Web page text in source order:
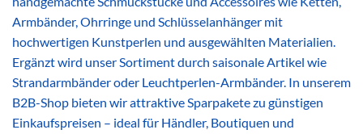
Armbänder, Ohrringe und Schlüsselanhänger mit
hochwertigen Kunstperlen und ausgewählten Materialien.
Ergänzt wird unser Sortiment durch saisonale Artikel wie
Strandarmbänder oder Leuchtperlen-Armbänder. In unserem
B2B-Shop bieten wir attraktive Sparpakete zu günstigen
Einkaufspreisen – ideal für Händler, Boutiquen und